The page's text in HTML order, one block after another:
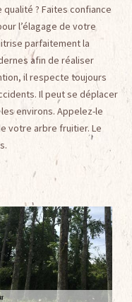
? Faites confiance
l’élagage de votre
parfaitement la
afin de réaliser
il respecte toujours
Il peut se déplacer
environs. Appelez-le
votre arbre fruitier. Le